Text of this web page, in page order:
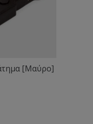
[Μαύρο]